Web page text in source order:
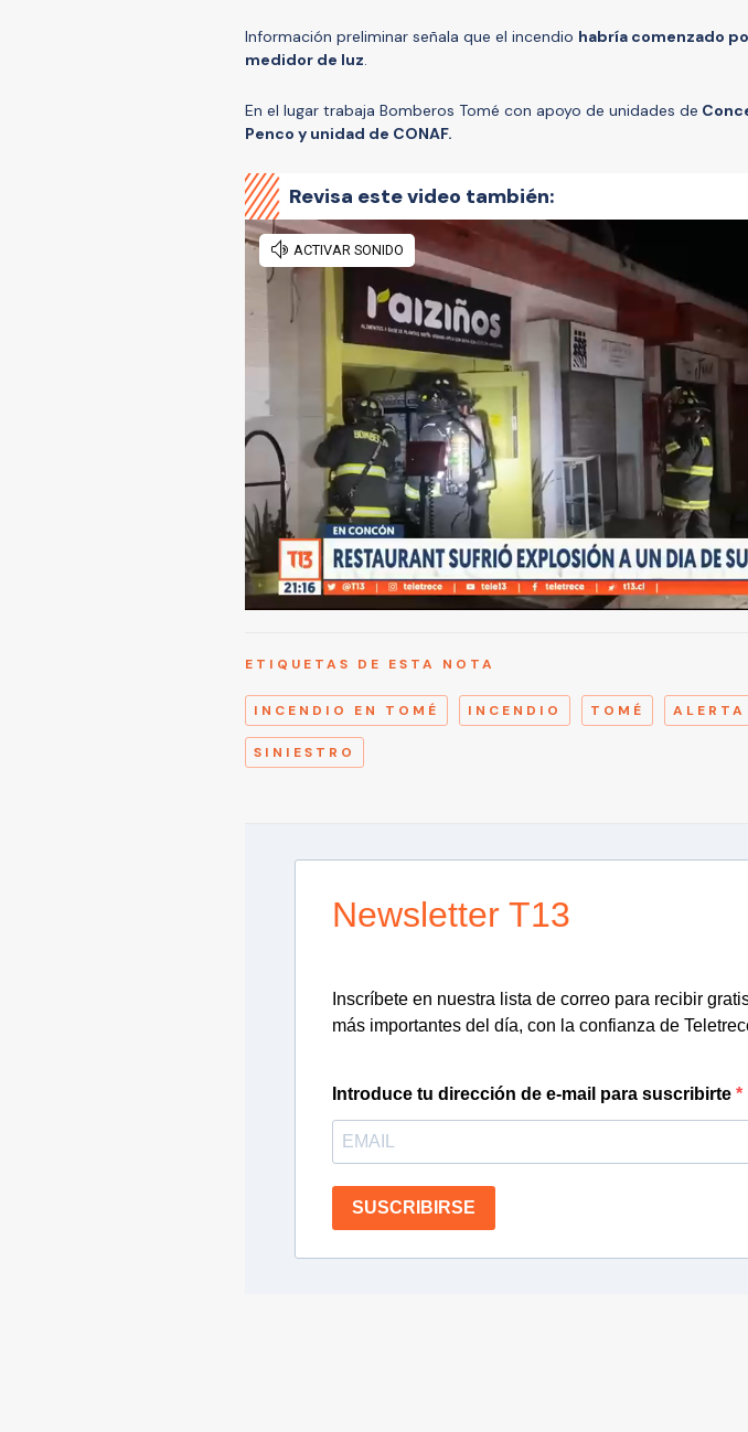
Información preliminar señala que el incendio habría comenzado
medidor de luz.
En el lugar trabaja Bomberos Tomé con apoyo de unidades de
Penco y unidad de CONAF.
Revisa este video también:
ETIQUETAS DE ESTA NOTA
INCENDIO EN TOMÉ INCENDIO TOMÉ
SINIESTRO
Newsletter T13
Inscríbete en nuestra lista de correo para recibir
más importantes del día, con la confianza de
Introduce tu dirección de e-mail para suscribirte
SUSCRIBIRSE